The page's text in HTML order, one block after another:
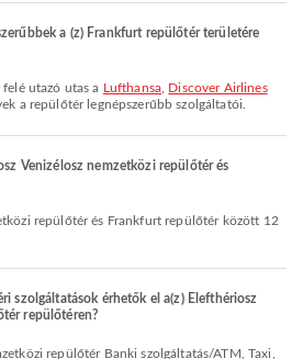
a (z) Frankfurt repülőtér területére
felé utazó utas a Lufthansa Discover Airlines
a repülőtér legnépszerűbb szolgáltatói.
Venizélosz nemzetközi repülőtér és
szolgáltatások érhetők el a(z) Elefthériosz
repülőtéren?